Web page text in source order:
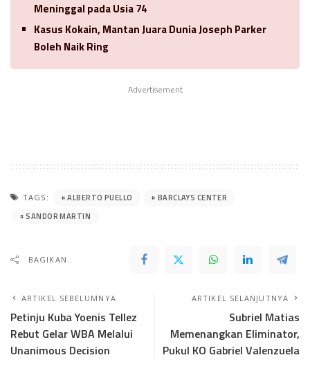
Meninggal pada Usia 74
Kasus Kokain, Mantan Juara Dunia Joseph Parker
Boleh Naik Ring
Advertisement
TAGS: ALBERTO PUELLO
BARCLAYS CENTER
SANDOR MARTIN
BAGIKAN..
ARTIKEL SEBELUMNYA
Petinju Kuba Yoenis Tellez
Rebut Gelar WBA Melalui
Unanimous Decision
ARTIKEL SELANJUTNYA
Subriel Matias
Memenangkan Eliminator,
Pukul KO Gabriel Valenzuela